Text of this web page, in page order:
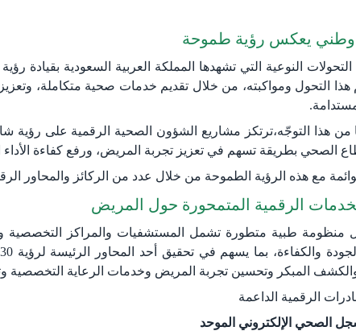
وطني يعكس رؤية طموحة
التحول ومواكبته، من خلال تقديم خدمات صحية متكاملة،
من هذا التوجّه،ترتكز مشاريع الشؤون الصحية الرقمية على
الصحي بطريقة تسهم في تعزيز تجربة المريض، ورفع كفاءة
مع هذه الرؤية الطمو​حة من خلال عدد من الركائز والمحاور
الرقمية المتمحورة حول المريض
منظومة طبية متطورة تشمل المستشفيات والمراكز التخصصية
والكشف المبكر وتحسين تجربة المريض وخدمات الرعاية التخصصية
الرقمية الداعمة
الصحي الإلكتروني الموحد